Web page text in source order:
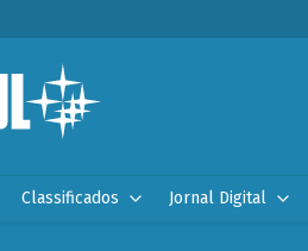
Classificados Jornal Digital